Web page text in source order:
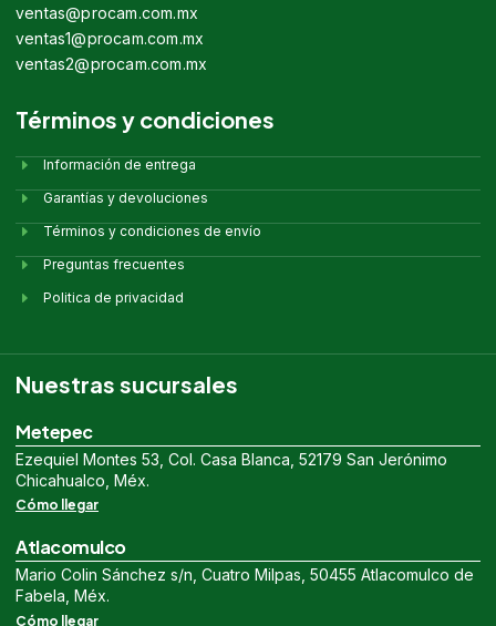
ventas@procam.com.mx
ventas1@procam.com.mx
ventas2@procam.com.mx
Términos y condiciones
Información de entrega
Garantías y devoluciones
Términos y condiciones de envío
Preguntas frecuentes
Politica de privacidad
Nuestras sucursales
Metepec
Ezequiel Montes 53, Col. Casa Blanca, 52179 San Jerónimo
Chicahualco, Méx.
Cómo llegar
Atlacomulco
Mario Colin Sánchez s/n, Cuatro Milpas, 50455 Atlacomulco de
Fabela, Méx.
Cómo llegar